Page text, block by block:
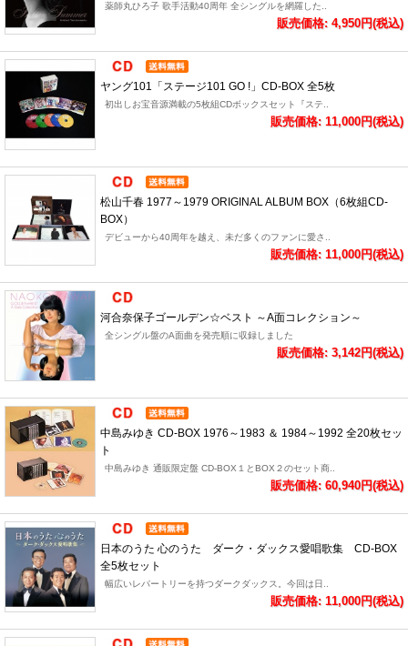
薬師丸ひろ子 歌手活動40周年 全シングルを網羅した..
販売価格: 4,950円(税込)
ヤング101「ステージ101 GO !」CD-BOX 全5枚
初出しお宝音源満載の5枚組CDボックスセット『ステ..
販売価格: 11,000円(税込)
松山千春 1977～1979 ORIGINAL ALBUM BOX（6枚組CD-
BOX）
デビューから40周年を越え、未だ多くのファンに愛さ..
販売価格: 11,000円(税込)
河合奈保子ゴールデン☆ベスト ～A面コレクション～
全シングル盤のA面曲を発売順に収録しました
販売価格: 3,142円(税込)
中島みゆき CD-BOX 1976～1983 ＆ 1984～1992 全20枚セッ
ト
中島みゆき 通販限定盤 CD-BOX１とBOX２のセット商..
販売価格: 60,940円(税込)
日本のうた 心のうた ダーク・ダックス愛唱歌集 CD-BOX
全5枚セット
幅広いレパートリーを持つダークダックス。今回は日..
販売価格: 11,000円(税込)